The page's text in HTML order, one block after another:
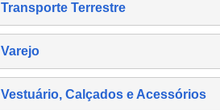
Transporte Terrestre
Varejo
Vestuário, Calçados e Acessórios